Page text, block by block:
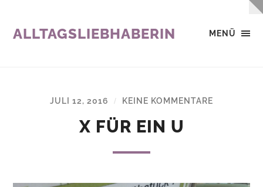
MENÜ
ALLTAGSLIEBHABERIN
JULI 12, 2016 / KEINE KOMMENTARE
X FÜR EIN U